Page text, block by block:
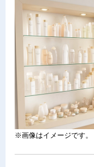
※画像はイメージです。